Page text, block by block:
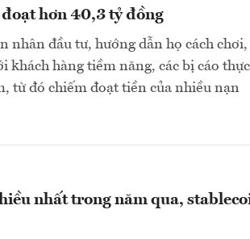
hơn 40,3 tỷ đồng
nhân đầu tư, hướng dẫn họ cách chơi,
khách hàng tiềm năng, các bị cáo thực
từ đó chiếm đoạt tiền của nhiều nạn
nhất trong năm qua,